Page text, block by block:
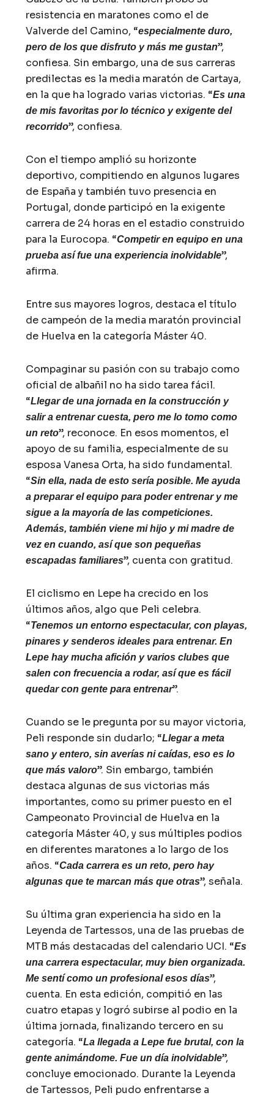
resistencia en maratones como el de
Valverde del Camino, “especialmente duro,
pero de los que disfruto y más me gustan”,
confiesa. Sin embargo, una de sus carreras
predilectas es la media maratón de Cartaya,
en la que ha logrado varias victorias. “Es una
de mis favoritas por lo técnico y exigente del
recorrido”, confiesa.
Con el tiempo amplió su horizonte
deportivo, compitiendo en algunos lugares
de España y también tuvo presencia en
Portugal, donde participó en la exigente
carrera de 24 horas en el estadio construido
para la Eurocopa. “Competir en equipo en una
prueba así fue una experiencia inolvidable”,
afirma.
Entre sus mayores logros, destaca el título
de campeón de la media maratón provincial
de Huelva en la categoría Máster 40.
Compaginar su pasión con su trabajo como
oficial de albañil no ha sido tarea fácil.
“Llegar de una jornada en la construcción y
salir a entrenar cuesta, pero me lo tomo como
un reto”, reconoce. En esos momentos, el
apoyo de su familia, especialmente de su
esposa Vanesa Orta, ha sido fundamental.
“Sin ella, nada de esto sería posible. Me ayuda
a preparar el equipo para poder entrenar y me
sigue a la mayoría de las competiciones.
Además, también viene mi hijo y mi madre de
vez en cuando, así que son pequeñas
escapadas familiares”, cuenta con gratitud.
El ciclismo en Lepe ha crecido en los
últimos años, algo que Peli celebra.
“Tenemos un entorno espectacular, con playas,
pinares y senderos ideales para entrenar. En
Lepe hay mucha afición y varios clubes que
salen con frecuencia a rodar, así que es fácil
quedar con gente para entrenar”.
Cuando se le pregunta por su mayor victoria,
Peli responde sin dudarlo; “Llegar a meta
sano y entero, sin averías ni caídas, eso es lo
que más valoro”. Sin embargo, también
destaca algunas de sus victorias más
importantes, como su primer puesto en el
Campeonato Provincial de Huelva en la
categoría Máster 40, y sus múltiples podios
en diferentes maratones a lo largo de los
años. “Cada carrera es un reto, pero hay
algunas que te marcan más que otras”, señala.
Su última gran experiencia ha sido en la
Leyenda de Tartessos, una de las pruebas de
MTB más destacadas del calendario UCI. “Es
una carrera espectacular, muy bien organizada.
Me sentí como un profesional esos días”,
cuenta. En esta edición, compitió en las
cuatro etapas y logró subirse al podio en la
última jornada, finalizando tercero en su
categoría. “La llegada a Lepe fue brutal, con la
gente animándome. Fue un día inolvidable”,
concluye emocionado. Durante la Leyenda
de Tartessos, Peli pudo enfrentarse a